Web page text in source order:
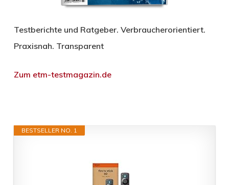
Testberichte und Ratgeber. Verbraucherorientiert.
Praxisnah. Transparent
Zum etm-testmagazin.de
BESTSELLER NO. 1